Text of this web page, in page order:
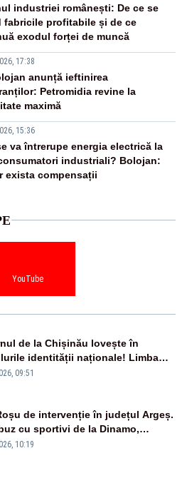
industriei românești: De ce se
fabricile profitabile și de ce
exodul forței de muncă
17:38
anunță ieftinirea
Petromidia revine la
maximă
15:36
va întrerupe energia electrică la
industriali? Bolojan:
exista compensații
YouTube
de la Chișinău lovește în
identității naționale! Limba
nu se economisește! Limba
09:51
de intervenție în județul Argeș.
cu sportivi de la Dinamo,
într-un accident grav. Un tânăr a
10:19